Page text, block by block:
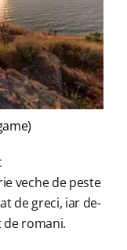
veche de peste
de greci, iar de-
romani.